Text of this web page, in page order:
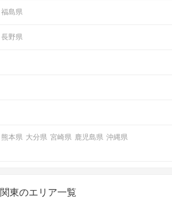
福島県
長野県
熊本県 大分県 宮崎県 鹿児島県 沖縄県
関東のエリア一覧